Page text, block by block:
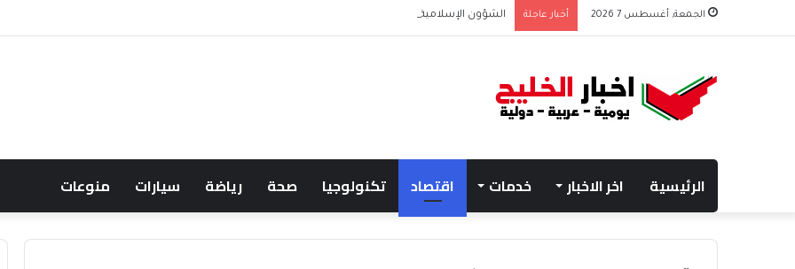
الجمعة, أغسطس 7 2026 أخبار عاجلة الشؤون الإسلامية تطلق حسابها الرسمي على تيك توك للمحتوى الديني
الرئيسية اخر الاخبار خدمات اقتصاد تكنولوجيا صحة رياضة سيارات منوعات